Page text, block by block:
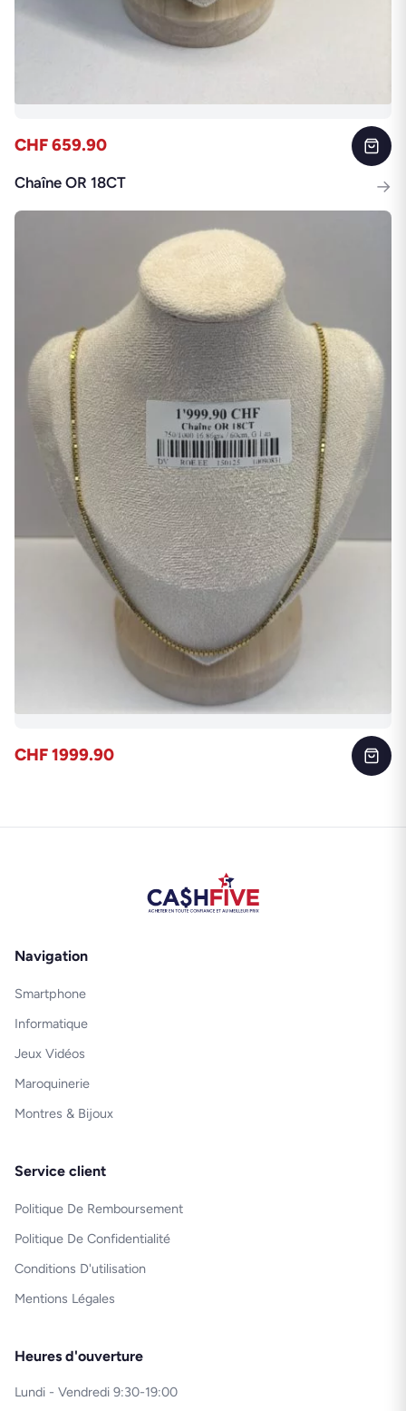
CHF 659.90
Chaîne OR 18CT →
CHF 1999.90
Navigation
Smartphone
Informatique
Jeux Vidéos
Maroquinerie
Montres & Bijoux
Service client
Politique De Remboursement
Politique De Confidentialité
Conditions D'utilisation
Mentions Légales
Heures d'ouverture
Lundi - Vendredi 9:30-19:00